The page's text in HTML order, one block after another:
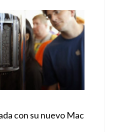
con su nuevo Mac